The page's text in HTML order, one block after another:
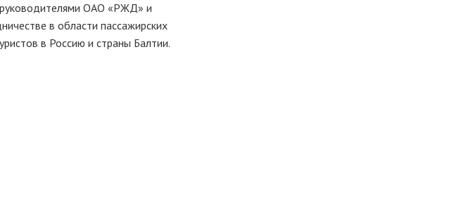
руководителями ОАО «РЖД» и
в области пассажирских
в Россию и страны Балтии.